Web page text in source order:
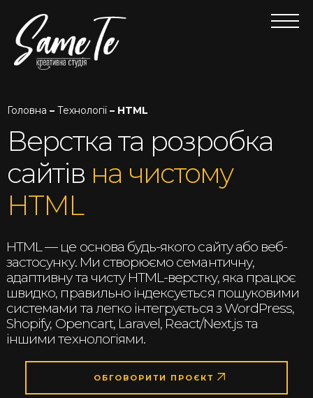
Головна – Технології– HTML
Верстка та розробка
сайтів на чистому
HTML
HTML — це основа будь-якого сайту або веб-
застосунку. Ми створюємо семантичну,
адаптивну та чисту HTML-верстку, яка працює
швидко, правильно індексується пошуковими
системами та легко інтегрується з WordPress,
Shopify, Opencart, Laravel, React/Next.js та
іншими технологіями.
ОБГОВОРИТИ ПРОЄКТ